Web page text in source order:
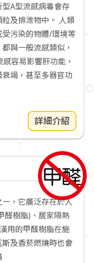
A型流感病毒會存
及排泄物中。 人類
污染的物體/環境等
與一般流感類似，
容易影響肝功能，
竭，甚至多器官功
詳細介紹
，它廣泛存在於人
醛樹脂)、居家隔熱
用的甲醛樹脂在施
及香菸燃燒時也會